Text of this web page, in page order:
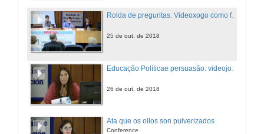
Rolda de preguntas. Videoxogo como ferramienta de comunicación
25 de out. de 2018
26 de out. de 2018
Ata que os ollos son pulverizados
Conference